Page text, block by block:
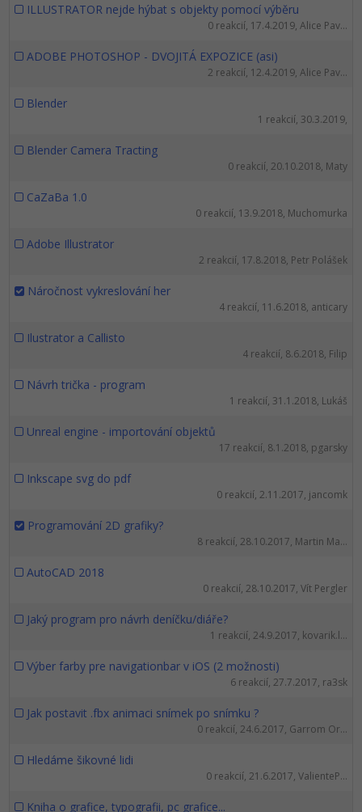
ILLUSTRATOR nejde hýbat s objekty pomocí výběru
0 reakcií, 17.4.2019, Alice Pav...
ADOBE PHOTOSHOP - DVOJITÁ EXPOZICE (asi)
2 reakcií, 12.4.2019, Alice Pav...
Blender
1 reakcií, 30.3.2019,
Blender Camera Tracting
0 reakcií, 20.10.2018, Maty
CaZaBa 1.0
0 reakcií, 13.9.2018, Muchomurka
Adobe Illustrator
2 reakcií, 17.8.2018, Petr Polášek
Náročnost vykreslování her
4 reakcií, 11.6.2018, anticary
Ilustrator a Callisto
4 reakcií, 8.6.2018, Filip
Návrh trička - program
1 reakcií, 31.1.2018, Lukáš
Unreal engine - importování objektů
17 reakcií, 8.1.2018, pgarsky
Inkscape svg do pdf
0 reakcií, 2.11.2017, jancomk
Programování 2D grafiky?
8 reakcií, 28.10.2017, Martin Ma...
AutoCAD 2018
0 reakcií, 28.10.2017, Vít Pergler
Jaký program pro návrh deníčku/diáře?
1 reakcií, 24.9.2017, kovarik.l...
Výber farby pre navigationbar v iOS (2 možnosti)
6 reakcií, 27.7.2017, ra3sk
Jak postavit .fbx animaci snímek po snímku ?
0 reakcií, 24.6.2017, Garrom Or...
Hledáme šikovné lidi
0 reakcií, 21.6.2017, ValienteP...
Kniha o grafice, typografii, pc grafice...